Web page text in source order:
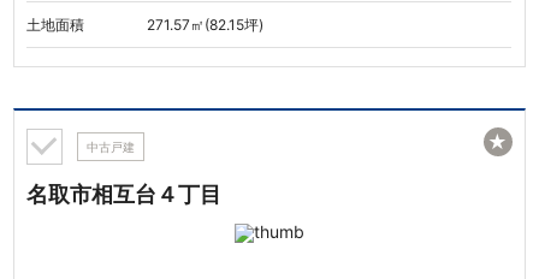
土地面積 271.57㎡(82.15坪)
中古戸建
名取市相互台４丁目
★